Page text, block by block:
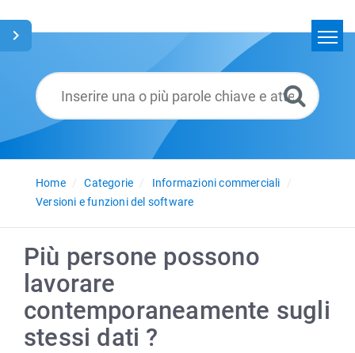
Glossario
Italiano
Home
Categorie
Informazioni commerciali
Versioni e funzioni del software
Più persone possono
lavorare
contemporaneamente sugli
stessi dati ?